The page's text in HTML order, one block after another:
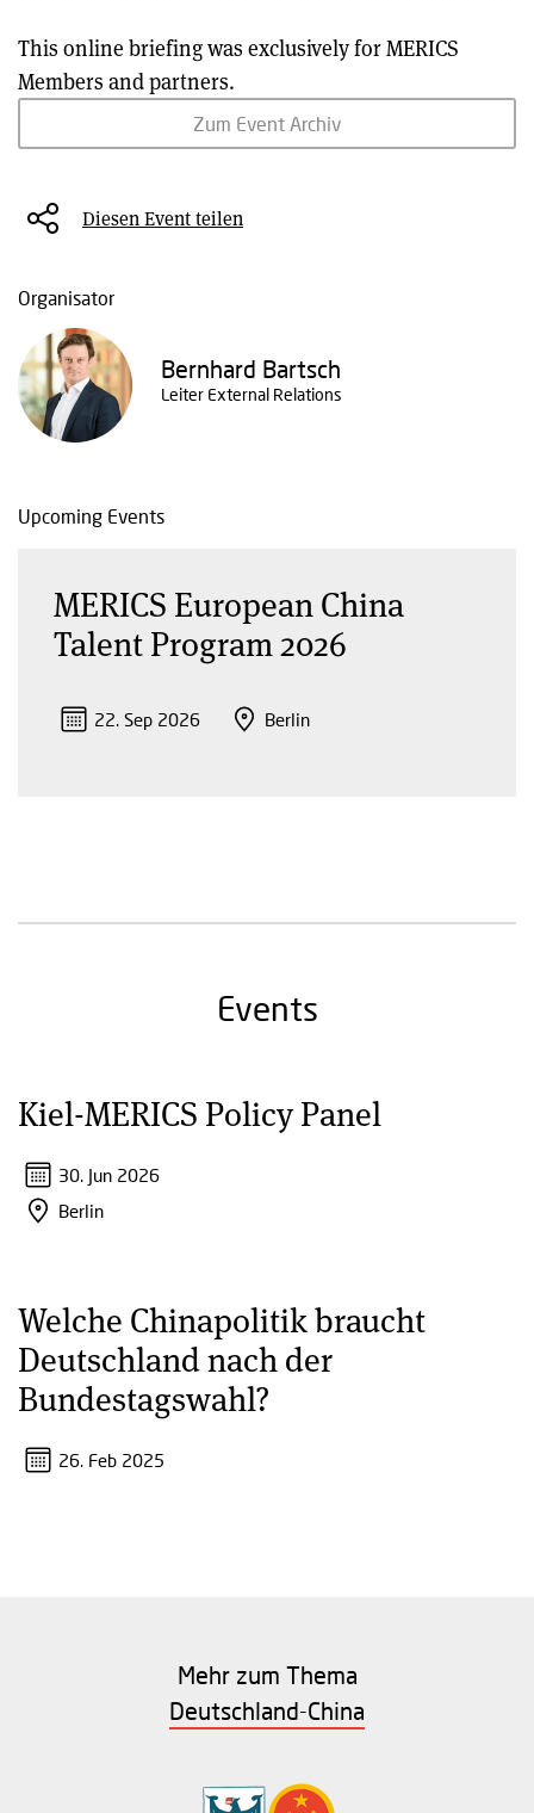
This online briefing was exclusively for MERICS
Members and partners.
Zum Event Archiv
Diesen Event teilen
Organisator
Bernhard Bartsch
Leiter External Relations
Upcoming Events
MERICS European China
Talent Program 2026
22. Sep 2026 Berlin
Events
Kiel-MERICS Policy Panel
30. Jun 2026
Berlin
Welche Chinapolitik braucht
Deutschland nach der
Bundestagswahl?
26. Feb 2025
Mehr zum Thema
Deutschland-China